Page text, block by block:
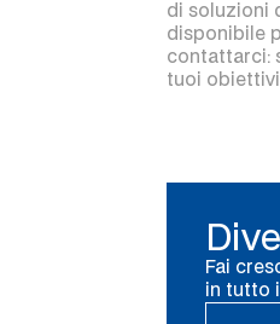
di soluzioni
disponibile
contattarci:
tuoi
Fai
in tutto